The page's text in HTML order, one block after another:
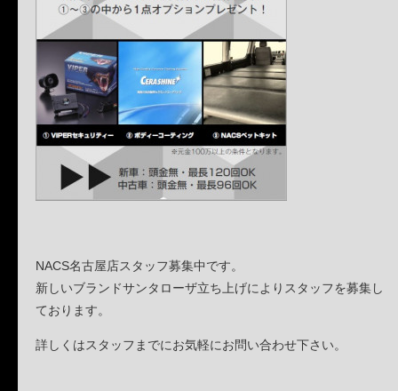
NACS名古屋店スタッフ募集中です。
新しいブランドサンタローザ立ち上げによりスタッフを募集し
ております。
詳しくはスタッフまでにお気軽にお問い合わせ下さい。